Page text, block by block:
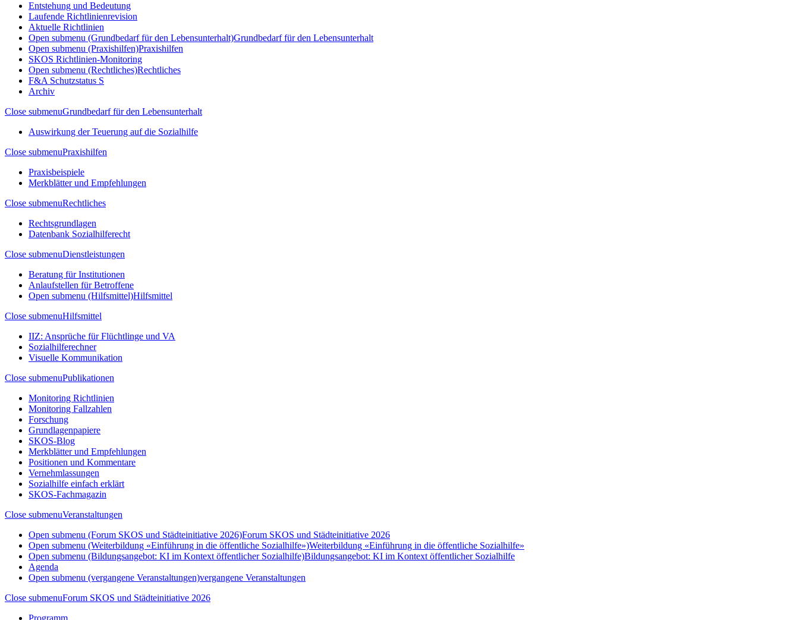
Entstehung und Bedeutung
Laufende Richtlinienrevision
Aktuelle Richtlinien
Open submenu (Grundbedarf für den Lebensunterhalt)Grundbedarf für den Lebensunterhalt
Open submenu (Praxishilfen)Praxishilfen
SKOS Richtlinien-Monitoring
Open submenu (Rechtliches)Rechtliches
F&A Schutzstatus S
Archiv
Close submenuGrundbedarf für den Lebensunterhalt
Auswirkung der Teuerung auf die Sozialhilfe
Close submenuPraxishilfen
Praxisbeispiele
Merkblätter und Empfehlungen
Close submenuRechtliches
Rechtsgrundlagen
Datenbank Sozialhilferecht
Close submenuDienstleistungen
Beratung für Institutionen
Anlaufstellen für Betroffene
Open submenu (Hilfsmittel)Hilfsmittel
Close submenuHilfsmittel
IIZ: Ansprüche für Flüchtlinge und VA
Sozialhilferechner
Visuelle Kommunikation
Close submenuPublikationen
Monitoring Richtlinien
Monitoring Fallzahlen
Forschung
Grundlagenpapiere
SKOS-Blog
Merkblätter und Empfehlungen
Positionen und Kommentare
Vernehmlassungen
Sozialhilfe einfach erklärt
SKOS-Fachmagazin
Close submenuVeranstaltungen
Open submenu (Forum SKOS und Städteinitiative 2026)Forum SKOS und Städteinitiative 2026
Open submenu (Weiterbildung «Einführung in die öffentliche Sozialhilfe»)Weiterbildung «Einführung in die öffentliche Sozialhilfe»
Open submenu (Bildungsangebot: KI im Kontext öffentlicher Sozialhilfe)Bildungsangebot: KI im Kontext öffentlicher Sozialhilfe
Agenda
Open submenu (vergangene Veranstaltungen)vergangene Veranstaltungen
Close submenuForum SKOS und Städteinitiative 2026
Programm